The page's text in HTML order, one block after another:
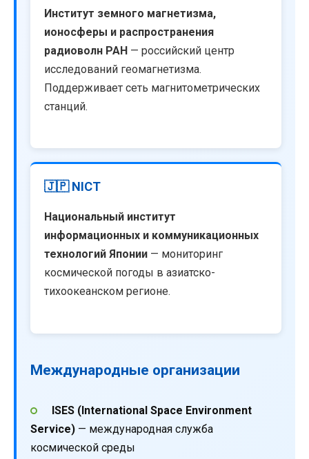
Институт земного магнетизма,
ионосферы и распространения
радиоволн РАН — российский центр
исследований геомагнетизма.
Поддерживает сеть магнитометрических
станций.
🇯🇵 NICT
Национальный институт
информационных и коммуникационных
технологий Японии — мониторинг
космической погоды в азиатско-
тихоокеанском регионе.
Международные организации
ISES (International Space Environment
Service) — международная служба
космической среды